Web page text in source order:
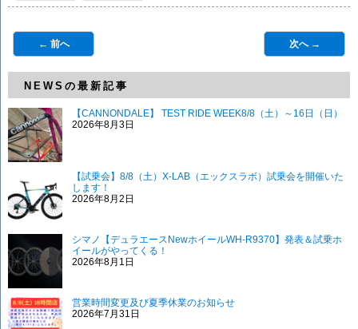
← 前へ 次へ →
NEWSの最新記事
【CANNONDALE】 TEST RIDE WEEK8/8（土）～16日（日）
2026年8月3日
【試乗会】8/8（土）X-LAB（エックスラボ）試乗会を開催いた
します！
2026年8月2日
シマノ【デュラエースNewホイールWH-R9370】発表＆試乗ホ
イールがやってくる！
2026年8月1日
営業時間変更及び夏季休業のお知らせ
2026年7月31日